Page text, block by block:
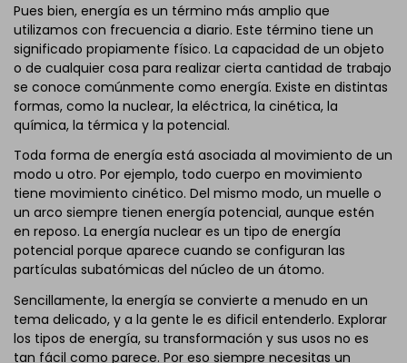
Pues bien, energía es un término más amplio que
utilizamos con frecuencia a diario. Este término tiene un
significado propiamente físico. La capacidad de un objeto
o de cualquier cosa para realizar cierta cantidad de trabajo
se conoce comúnmente como energía. Existe en distintas
formas, como la nuclear, la eléctrica, la cinética, la
química, la térmica y la potencial.
Toda forma de energía está asociada al movimiento de un
modo u otro. Por ejemplo, todo cuerpo en movimiento
tiene movimiento cinético. Del mismo modo, un muelle o
un arco siempre tienen energía potencial, aunque estén
en reposo. La energía nuclear es un tipo de energía
potencial porque aparece cuando se configuran las
partículas subatómicas del núcleo de un átomo.
Sencillamente, la energía se convierte a menudo en un
tema delicado, y a la gente le es dificil entenderlo. Explorar
los tipos de energía, su transformación y sus usos no es
tan fácil como parece. Por eso siempre necesitas un